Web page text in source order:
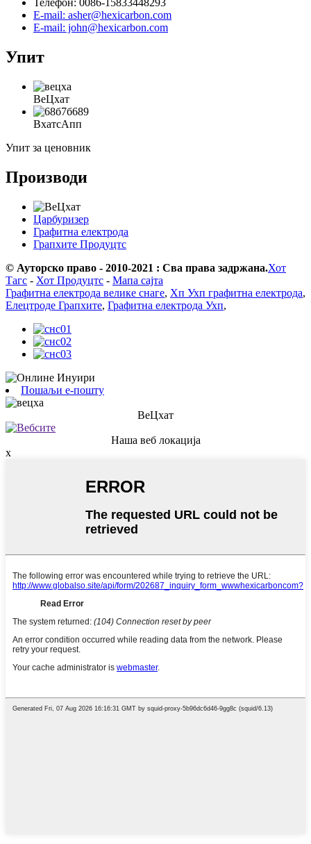
Телефон: 0086-15833448293
E-mail: asher@hexicarbon.com
E-mail: john@hexicarbon.com
Упит
ВеЦхат
ВхатсАпп
Упит за ценовник
Производи
Царбуризер
Графитна електрода
Грапхите Продуцтс
© Ауторско право - 2010-2021 : Сва права задржана.Хот
Тагс - Хот Продуцтс - Мапа сајта
Графитна електрода велике снаге, Хп Ухп графитна електрода,
Елецтроде Грапхите, Графитна електрода Ухп,
Пошаљи е-пошту
ВеЦхат
Наша веб локација
x